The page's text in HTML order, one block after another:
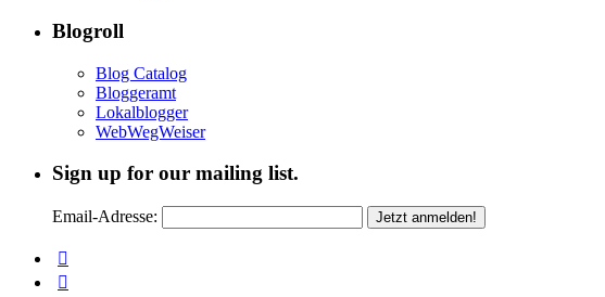
Blogroll
Blog Catalog
Bloggeramt
Lokalblogger
WebWegWeiser
Sign up for our mailing list.
Email-Adresse: